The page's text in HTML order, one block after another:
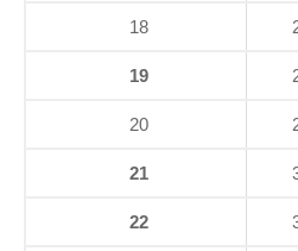
18
19
20
21
22